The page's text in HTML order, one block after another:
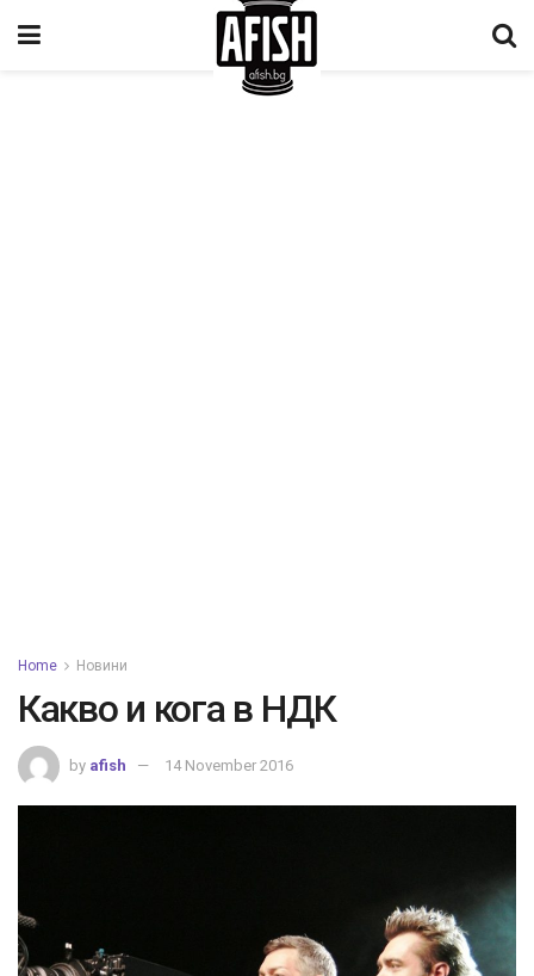
Home Новини
Какво и кога в НДК
by afish 14 November 2016